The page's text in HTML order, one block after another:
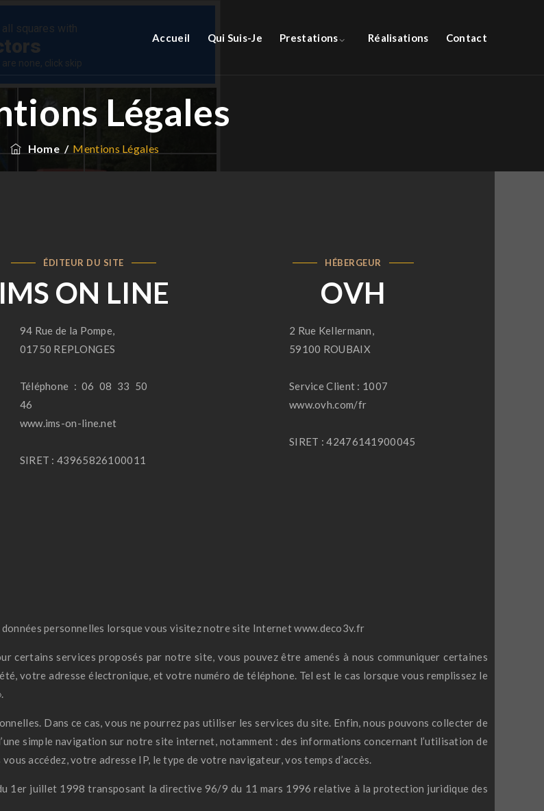
Accueil Qui Suis-Je Prestations Réalisations Contact
Légales
Home/ Mentions Légales
ÉDITEUR DU SITE
IMS ON LINE
94 Rue de la Pompe,
01750 REPLONGES
Téléphone : 06 08 33 50
46
www.ims-on-line.net
SIRET : 43965826100011
HÉBERGEUR
OVH
2 Rue Kellermann,
59100 ROUBAIX
Service Client : 1007
www.ovh.com/fr
SIRET : 42476141900045
données personnelles lorsque vous visitez notre site Internet www.deco3v.fr
certains services proposés par notre site, vous pouvez être amenés à nous communiquer certaines
votre adresse électronique, et votre numéro de téléphone. Tel est le cas lorsque vous remplissez le
Dans ce cas, vous ne pourrez pas utiliser les services du site. Enfin, nous pouvons collecter de
simple navigation sur notre site internet, notamment : des informations concernant l’utilisation de
accédez, votre adresse IP, le type de votre navigateur, vos temps d’accès.
1er juillet 1998 transposant la directive 96/9 du 11 mars 1996 relative à la protection juridique des